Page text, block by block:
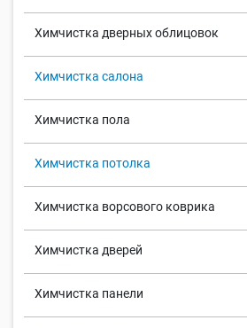
Химчистка дверных облицовок
Химчистка салона
Химчистка пола
Химчистка потолка
Химчистка ворсового коврика
Химчистка дверей
Химчистка панели